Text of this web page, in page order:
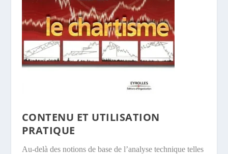
CONTENU ET UTILISATION
PRATIQUE
Au-delà des notions de base de l’analyse technique telles